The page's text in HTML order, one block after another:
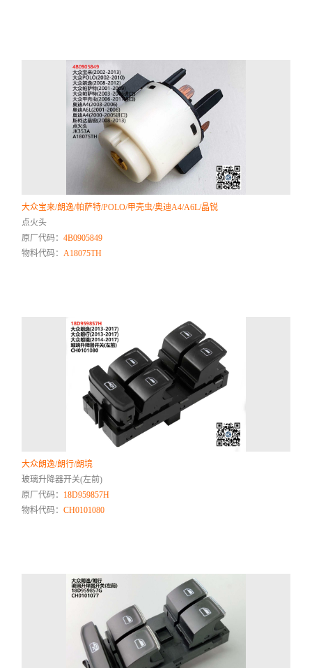
大众宝来/朗逸/帕萨特/POLO/甲壳虫/奥迪A4/A6L/晶锐
点火头
原厂代码：4B0905849
物料代码： A18075TH
大众朗逸/朗行/朗境
玻璃升降器开关(左前)
原厂代码： 18D959857H
物料代码：CH0101080